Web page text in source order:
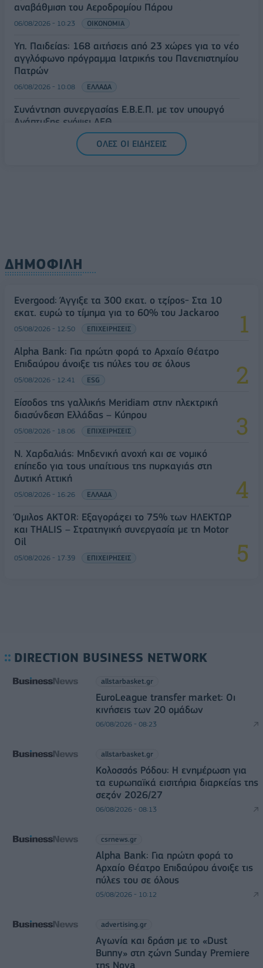
αναβάθμιση του Αεροδρομίου Πάρου
06/08/2026 - 10:23 ΟΙΚΟΝΟΜΙΑ
Υπ. Παιδείας: 168 αιτήσεις από 23 χώρες για το νέο
αγγλόφωνο πρόγραμμα Ιατρικής του Πανεπιστημίου
Πατρών
06/08/2026 - 10:08 ΕΛΛΑΔΑ
Συνάντηση συνεργασίας Ε.Β.Ε.Π. με τον υπουργό
Ανάπτυξης ενόψει ΔΕΘ
ΟΛΕΣ ΟΙ ΕΙΔΗΣΕΙΣ
ΔΗΜΟΦΙΛΗ
Evergood: Άγγιξε τα 300 εκατ. ο τζίρος- Στα 10
εκατ. ευρώ το τίμημα για το 60% του Jackaroo
05/08/2026 - 12:50 ΕΠΙΧΕΙΡΗΣΕΙΣ
Alpha Bank: Για πρώτη φορά το Αρχαίο Θέατρο
Επιδαύρου άνοιξε τις πύλες του σε όλους
05/08/2026 - 12:41 ESG
Είσοδος της γαλλικής Meridiam στην ηλεκτρική
διασύνδεση Ελλάδας – Κύπρου
05/08/2026 - 18:06 ΕΠΙΧΕΙΡΗΣΕΙΣ
Ν. Χαρδαλιάς: Μηδενική ανοχή και σε νομικό
επίπεδο για τους υπαίτιους της πυρκαγιάς στη
Δυτική Αττική
05/08/2026 - 16:26 ΕΛΛΑΔΑ
Όμιλος AKTOR: Εξαγοράζει το 75% των ΗΛΕΚΤΩΡ
και THALIS – Στρατηγική συνεργασία με τη Motor
Oil
05/08/2026 - 17:39 ΕΠΙΧΕΙΡΗΣΕΙΣ
DIRECTION BUSINESS NETWORK
allstarbasket.gr
EuroLeague transfer market: Οι
κινήσεις των 20 ομάδων
06/08/2026 - 08:23
allstarbasket.gr
Κολοσσός Ρόδου: Η ενημέρωση για
τα ευρωπαϊκά εισιτήρια διαρκείας της
σεζόν 2026/27
06/08/2026 - 08:13
csrnews.gr
Alpha Bank: Για πρώτη φορά το
Αρχαίο Θέατρο Επιδαύρου άνοιξε τις
πύλες του σε όλους
05/08/2026 - 10:12
advertising.gr
Αγωνία και δράση με το «Dust
Bunny» στη ζώνη Sunday Premiere
της Nova